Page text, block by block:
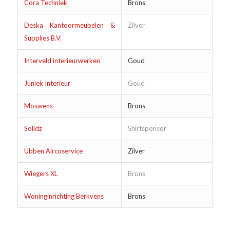
Cora Techniek Brons
Deska Kantoormeubelen &
Supplies B.V.
Zilver
Interveld interieurwerken Goud
Juniek Interieur Goud
Moswens Brons
Solidz Shirtsponsor
Ubben Aircoservice Zilver
Wiegers XL Brons
Woninginrichting Berkvens Brons